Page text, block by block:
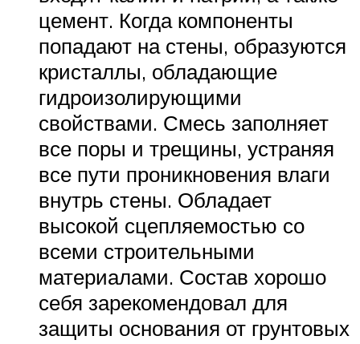
цемент. Когда компоненты
попадают на стены, образуются
кристаллы, обладающие
гидроизолирующими
свойствами. Смесь заполняет
все поры и трещины, устраняя
все пути проникновения влаги
внутрь стены. Обладает
высокой сцепляемостью со
всеми строительными
материалами. Состав хорошо
себя зарекомендовал для
защиты основания от грунтовых